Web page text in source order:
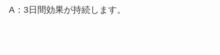
A：3日間効果が持続します。